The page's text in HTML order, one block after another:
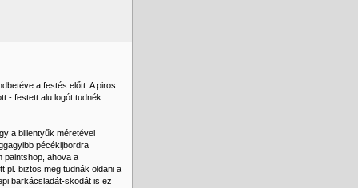
a festés előtt. A piros
- festett alu logót tudnék
a billentyűk méretével
pécékijbordra
paintshop, ahova a
pl. biztos meg tudnák oldani a
barkácsladát-skodát is ez